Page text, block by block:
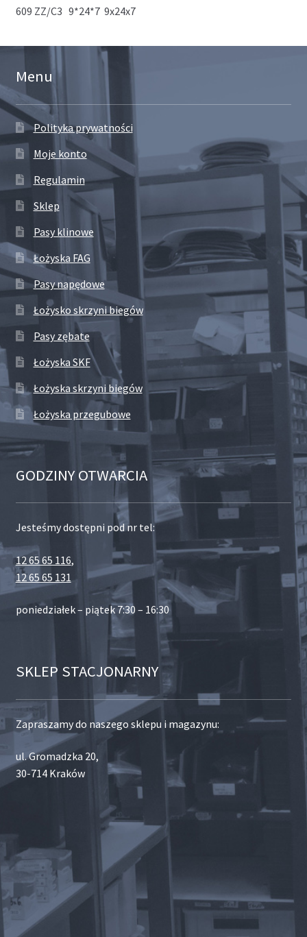
609 ZZ/C3 9*24*7 9x24x7
Menu
Polityka prywatności
Moje konto
Regulamin
Sklep
Pasy klinowe
Łożyska FAG
Pasy napędowe
Łożysko skrzyni biegów
Pasy zębate
Łożyska SKF
Łożyska skrzyni biegów
Łożyska przegubowe
GODZINY OTWARCIA
Jesteśmy dostępni pod nr tel:
12 65 65 116,
12 65 65 131
poniedziałek – piątek 7:30 – 16:30
SKLEP STACJONARNY
Zapraszamy do naszego sklepu i magazynu:
ul. Gromadzka 20,
30-714 Kraków